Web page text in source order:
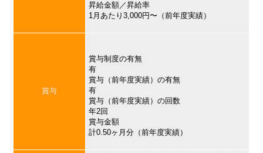
昇給金額／昇給率
1月あたり3,000円〜（前年度実績）
賞与
賞与制度の有無
有
賞与（前年度実績）の有無
有
賞与（前年度実績）の回数
年2回
賞与金額
計0.50ヶ月分（前年度実績）